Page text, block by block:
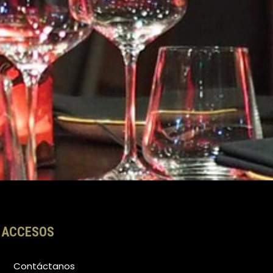
ACCESOS
Contáctanos